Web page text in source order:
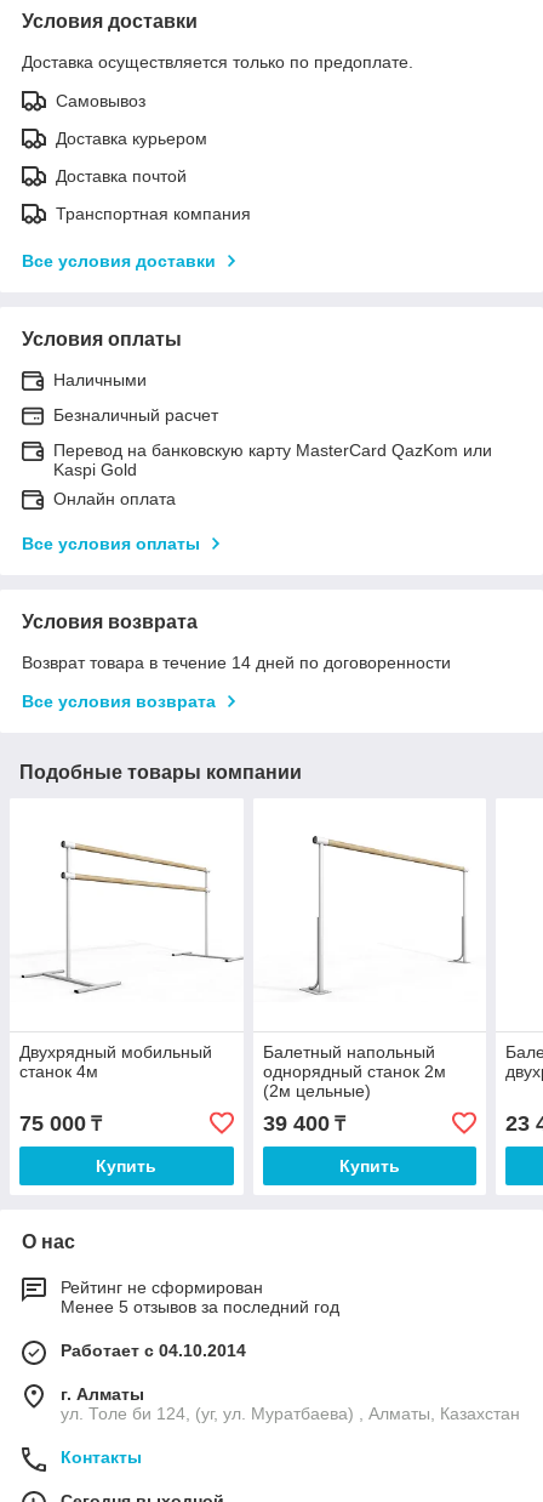
Условия доставки
Доставка осуществляется только по предоплате.
Самовывоз
Доставка курьером
Доставка почтой
Транспортная компания
Все условия доставки
Условия оплаты
Наличными
Безналичный расчет
Перевод на банковскую карту MasterCard QazKom или
Kaspi Gold
Онлайн оплата
Все условия оплаты
Условия возврата
Возврат товара в течение 14 дней по договоренности
Все условия возврата
Подобные товары компании
Двухрядный мобильный
станок 4м
75 000 ₸
Купить
Балетный напольный
однорядный станок 2м
(2м цельные)
39 400₸
Купить
23
О нас
Рейтинг не сформирован
Менее 5 отзывов за последний год
Работает с 04.10.2014
г. Алматы
ул. Толе би 124, (уг, ул. Муратбаева) , Алматы, Казахстан
Контакты